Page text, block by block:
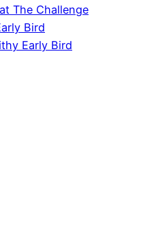
The Challenge
Bird
Early Bird